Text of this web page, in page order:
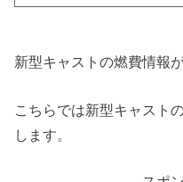
新型キャストの燃費情報
こちらでは新型キャスト
します。